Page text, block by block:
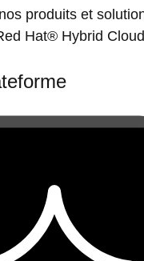
produits et
Hat® Hybrid